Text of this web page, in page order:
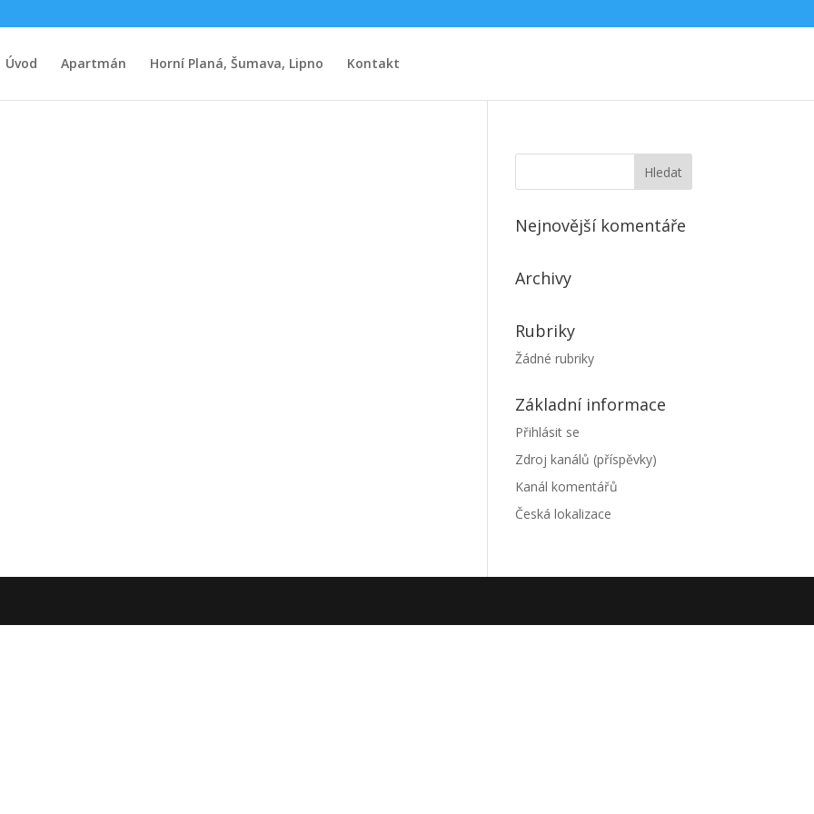
Úvod Apartmán Horní Planá, Šumava, Lipno Kontakt
Nejnovější komentáře
Archivy
Rubriky
Žádné rubriky
Základní informace
Přihlásit se
Zdroj kanálů (příspěvky)
Kanál komentářů
Česká lokalizace